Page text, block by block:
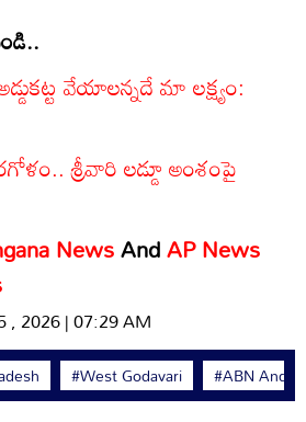
వేయాలన్నదే మా లక్ష్యం:
శ్రీవారి లడ్డూ అంశంపై
NewsAndAP News
, 2026 | 07:29 AM
#West Godavari #ABN